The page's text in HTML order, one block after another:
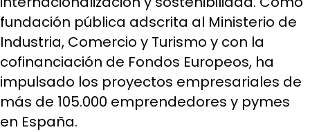
fundación pública adscrita al Ministerio de
Industria, Comercio y Turismo y con la
cofinanciación de Fondos Europeos, ha
impulsado los proyectos empresariales de
más de 105.000 emprendedores y pymes
en España.